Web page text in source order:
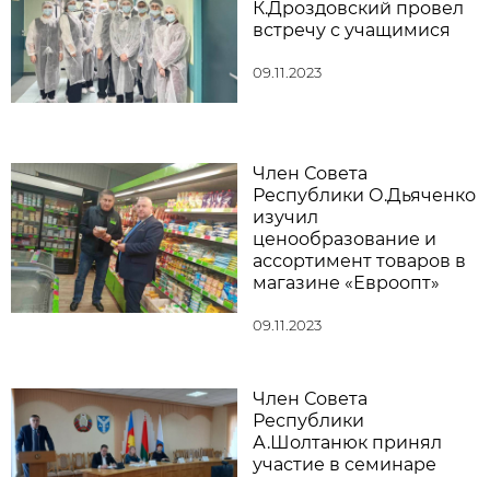
К.Дроздовский провел
встречу с учащимися
09.11.2023
Член Совета
Республики О.Дьяченко
изучил
ценообразование и
ассортимент товаров в
магазине «Евроопт»
09.11.2023
Член Совета
Республики
А.Шолтанюк принял
участие в семинаре